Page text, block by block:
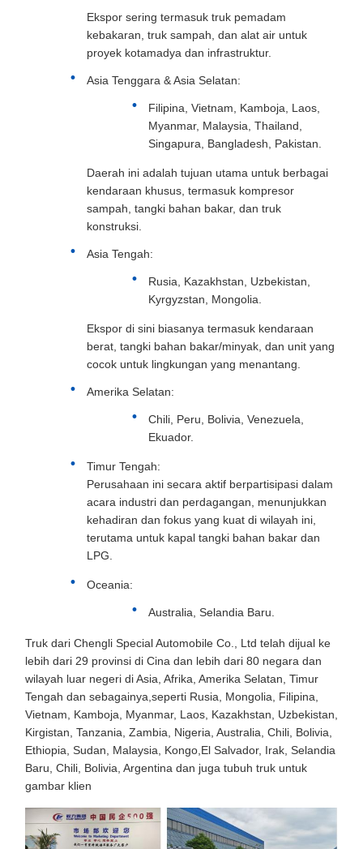
Ekspor sering termasuk truk pemadam
kebakaran, truk sampah, dan alat air untuk
proyek kotamadya dan infrastruktur.
Asia Tenggara & Asia Selatan:
Filipina, Vietnam, Kamboja, Laos,
Myanmar, Malaysia, Thailand,
Singapura, Bangladesh, Pakistan.
Daerah ini adalah tujuan utama untuk berbagai
kendaraan khusus, termasuk kompresor
sampah, tangki bahan bakar, dan truk
konstruksi.
Asia Tengah:
Rusia, Kazakhstan, Uzbekistan,
Kyrgyzstan, Mongolia.
Ekspor di sini biasanya termasuk kendaraan
berat, tangki bahan bakar/minyak, dan unit yang
cocok untuk lingkungan yang menantang.
Amerika Selatan:
Chili, Peru, Bolivia, Venezuela,
Ekuador.
Timur Tengah:
Perusahaan ini secara aktif berpartisipasi dalam
acara industri dan perdagangan, menunjukkan
kehadiran dan fokus yang kuat di wilayah ini,
terutama untuk kapal tangki bahan bakar dan
LPG.
Oceania:
Australia, Selandia Baru.
Truk dari Chengli Special Automobile Co., Ltd telah dijual ke
lebih dari 29 provinsi di Cina dan lebih dari 80 negara dan
wilayah luar negeri di Asia, Afrika, Amerika Selatan, Timur
Tengah dan sebagainya,seperti Rusia, Mongolia, Filipina,
Vietnam, Kamboja, Myanmar, Laos, Kazakhstan, Uzbekistan,
Kirgistan, Tanzania, Zambia, Nigeria, Australia, Chili, Bolivia,
Ethiopia, Sudan, Malaysia, Kongo,El Salvador, Irak, Selandia
Baru, Chili, Bolivia, Argentina dan juga tubuh truk untuk
gambar klien